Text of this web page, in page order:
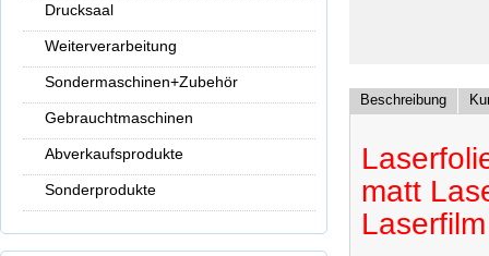
Drucksaal
Weiterverarbeitung
Sondermaschinen+Zubehör
Gebrauchtmaschinen
Abverkaufsprodukte
Sonderprodukte
Beschreibung
matt
Laserfilm